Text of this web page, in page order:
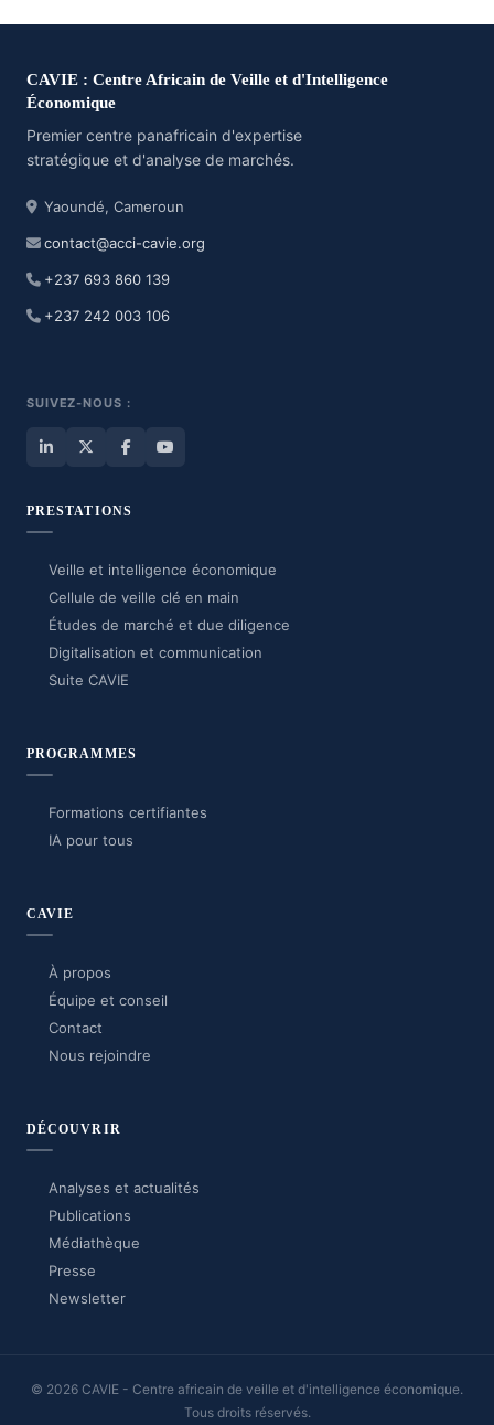
CAVIE : Centre Africain de Veille et d'Intelligence
Économique
Premier centre panafricain d'expertise
stratégique et d'analyse de marchés.
Yaoundé, Cameroun
contact@acci-cavie.org
+237 693 860 139
+237 242 003 106
SUIVEZ-NOUS :
PRESTATIONS
Veille et intelligence économique
Cellule de veille clé en main
Études de marché et due diligence
Digitalisation et communication
Suite CAVIE
PROGRAMMES
Formations certifiantes
IA pour tous
CAVIE
À propos
Équipe et conseil
Contact
Nous rejoindre
DÉCOUVRIR
Analyses et actualités
Publications
Médiathèque
Presse
Newsletter
© 2026 CAVIE - Centre africain de veille et d'intelligence économique.
Tous droits réservés.